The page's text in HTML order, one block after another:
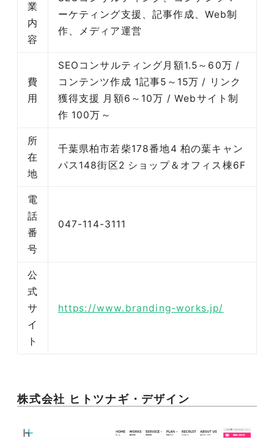
業
内
容
ーケティング支援、記事作成、Web制
作、メディア運営
費
用
SEOコンサルティング月額1.5～60万 /
コンテンツ作成 1記事5～15万 / リンク
獲得支援 月額6～10万 / Webサイト制
作 100万～
所
在
地
千葉県柏市若柴178番地4 柏の葉キャン
パス148街区2 ショップ＆オフィス棟6F
電
話
番
号
047-114-3111
公
式
サ
イ
ト
https://www.branding-works.jp/
株式会社 ヒトツナギ・デザイン